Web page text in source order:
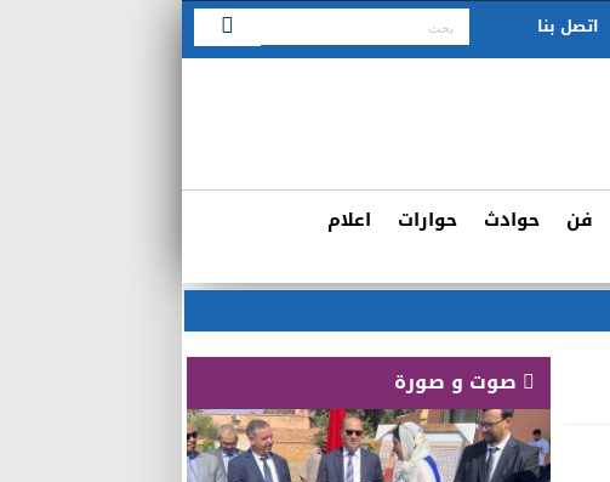
اتصل بنا
فن حوادث حوارات
اعلام
صوت و صورة